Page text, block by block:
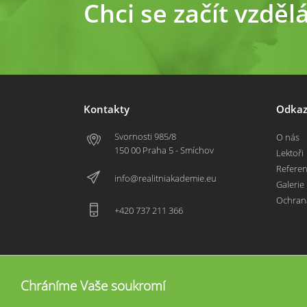
Chci se začít
Kontakty
Svornosti 985/8
150 00 Praha 5 - Smíchov
info@realitniakademie.eu
+420 737 211 366
O nás
Lektoři
Galerie
Chráníme Vaše soukromí